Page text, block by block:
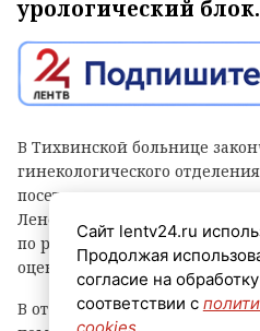
урологический блок.
В Тихвинской больнице
гинекологического
посетили председатель
Ленобласти Александр
по работе с территориями
оценили качество работ.
В отделении обновили
Сайт lentv24.ru
Продолжая
согласие на
соответствии с